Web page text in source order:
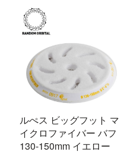
ルぺス ビッグフット マ
イクロファイバー バフ
130-150mm イエロー